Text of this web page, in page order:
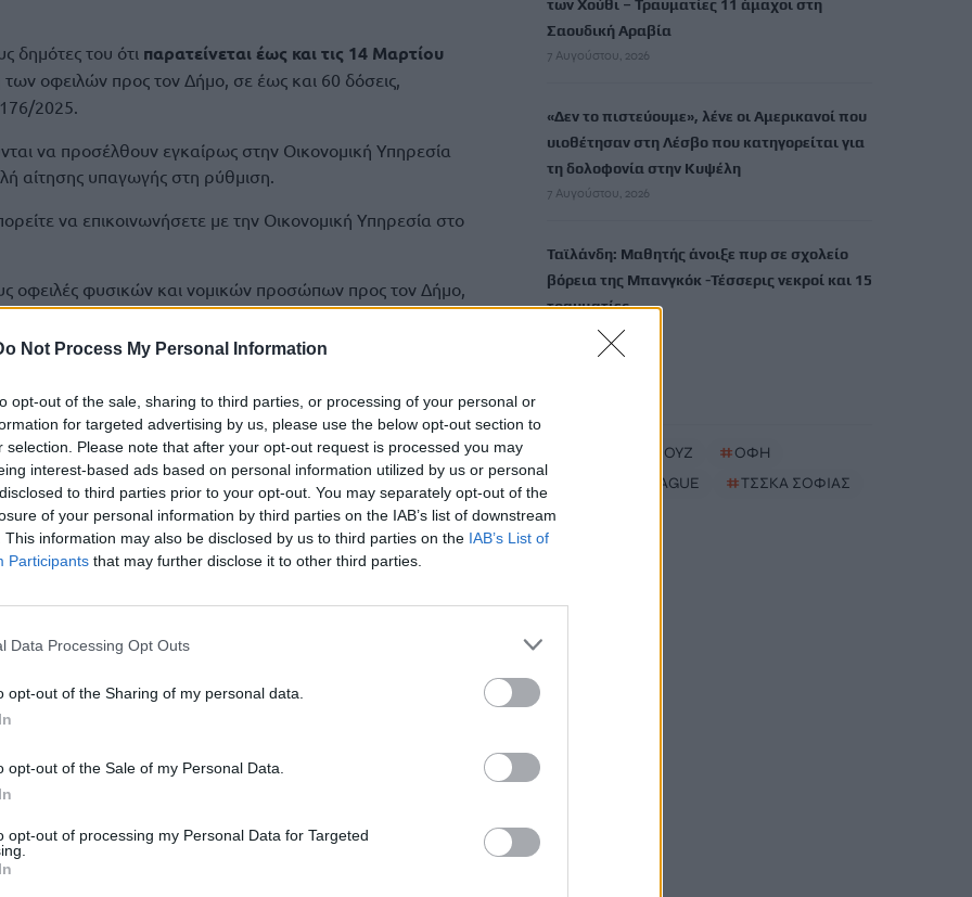
Not Process My Personal Information
opt-out of the sale, sharing to third parties, or processing of your personal or
for targeted advertising by us, please use the below opt-out section to
selection. Please note that after your opt-out request is processed you may
interest-based ads based on personal information utilized by us or personal
to third parties prior to your opt-out. You may separately opt-out of the
of your personal information by third parties on the IAB’s list of downstream
This information may also be disclosed by us to third parties on the IAB’s List of
Participants that may further disclose it to other third parties.
Data Processing Opt Outs
opt-out of the Sharing of my personal data.
opt-out of the Sale of my Personal Data.
opt-out of processing my Personal Data for Targeted
δημότες του ότι παρατείνεται έως και τις 14 Μαρτίου
οφειλών προς τον Δήμο, σε έως και 60 δόσεις,
2025.
να προσέλθουν εγκαίρως στην Οικονομική Υπηρεσία
αίτησης υπαγωγής στη ρύθμιση.
να επικοινωνήσετε με την Οικονομική Υπηρεσία στο
οφειλές φυσικών και νομικών προσώπων προς τον Δήμο,
2024.
έχουν:
του ευάλωτου οφειλέτη, σύμφωνα με την περ. α)
207), και έχουν εκδώσει βεβαίωση ευάλωτου οφειλέτη,
Η βεβαίωση ευάλωτου οφειλέτη εκδίδεται
του gov.gr, στην παρακάτω διεύθυνση:
kai-phorologia/diakheirise-opheilon/bebaiose-eualotou-
κατηγορία του ευάλωτου οφειλέτη: Οι οφειλές
σε έως εξήντα (60) δόσεις, χωρίς απαλλαγή
ή ρυθμιστούν έως την καθορισμένη προθεσμία,
2023, όπως έχει τροποποιηθεί με τον νόμο 5043/2023,
είσπραξης. Στη συνέχεια, οι τράπεζες, μέσω
τραπεζικούς λογαριασμούς των οφειλετών
καλούνται να τακτοποιήσουν άμεσα τις οφειλές τους,
ώστε να αποφύγουν τις συνέπειες της
των Χούθι – Τραυματίες 11 άμαχοι στη
Σαουδική Αραβία
7 Αυγούστου, 2026
«Δεν το πιστεύουμε», λένε οι Αμερικανοί που
υιοθέτησαν στη Λέσβο που κατηγορείται για
τη δολοφονία στην Κυψέλη
7 Αυγούστου, 2026
Ταϊλάνδη: Μαθητής άνοιξε πυρ σε σχολείο
βόρεια της Μπανγκόκ -Τέσσερις νεκροί και 15
τραυματίες
7 Αυγούστου, 2026
ΣΤΕΝΑ ΟΡΜΟΥΖ #ΟΦΗ
EUROPA LEAGUE #ΤΣΣΚΑ ΣΟΦΙΑΣ